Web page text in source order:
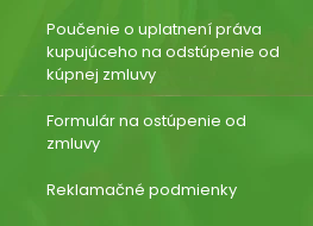
Poučenie o uplatnení práva
kupujúceho na odstúpenie od
kúpnej zmluvy
Formulár na ostúpenie od
zmluvy
Reklamačné podmienky